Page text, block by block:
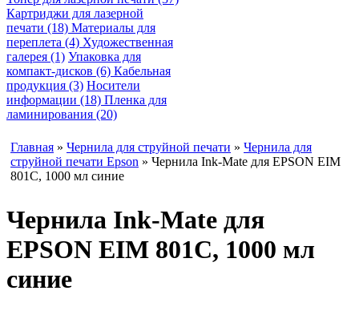
Картриджи для лазерной
печати (18) Материалы для
переплета (4) Художественная
галерея (1) Упаковка для
компакт-дисков (6) Кабельная
продукция (3) Носители
информации (18) Пленка для
ламинирования (20)
Главная » Чернила для струйной печати » Чернила для
струйной печати Epson » Чернила Ink-Mate для EPSON EIM
801C, 1000 мл синие
Чернила Ink-Mate для
EPSON EIM 801C, 1000 мл
синие